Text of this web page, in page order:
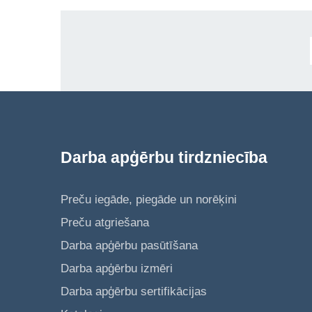
Darba apģērbu tirdzniecība
Preču iegāde, piegāde un norēķini
Preču atgriešana
Darba apģērbu pasūtīšana
Darba apģērbu izmēri
Darba apģērbu sertifikācijas